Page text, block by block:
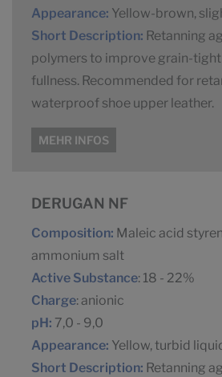
Appearance: Yellow-brown,
Short Description: Retanning
polymers to improve grain-
fullness. Recommended for
waterproof shoe upper leather.
MEHR INFOS
DERUGAN NF
Composition: Maleic acid
ammonium salt
Active Substance: 18 - 22%
Charge: anionic
pH: 7,0 - 9,0
Appearance: Yellow, turbid
Short Description: Retanning